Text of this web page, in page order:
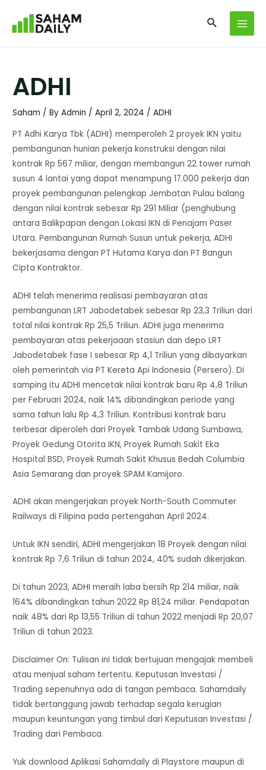
ADHI
Saham / ByAdmin /April 2, 2024 /ADHI
PT Adhi Karya Tbk (ADHI) memperoleh 2 proyek IKN yaitu
pembangunan hunian pekerja konstruksi dengan nilai
kontrak Rp 567 miliar, dengan membangun 22 tower rumah
susun 4 lantai yang dapat menampung 17.000 pekerja dan
proyek pembangunan pelengkap Jembatan Pulau balang
dengan nilai kontrak sebesar Rp 291 Miliar (penghubung
antara Balikpapan dengan Lokasi IKN di Penajam Paser
Utara. Pembangunan Rumah Susun untuk pekerja, ADHI
bekerjasama dengan PT Hutama Karya dan PT Bangun
Cipta Kontraktor.
ADHI telah menerima realisasi pembayaran atas
pembangunan LRT Jabodetabek sebesar Rp 23,3 Triliun dari
total nilai kontrak Rp 25,5 Triliun. ADHI juga menerima
pembayaran atas pekerjaaan stasiun dan depo LRT
Jabodetabek fase I sebesar Rp 4,1 Triliun yang dibayarkan
oleh pemerintah via PT Kereta Api Indonesia (Persero). Di
samping itu ADHI mencetak nilai kontrak baru Rp 4,8 Triliun
per Februari 2024, naik 14% dibandingkan periode yang
sama tahun lalu Rp 4,3 Triliun. Kontribusi kontrak baru
terbesar diperoleh dari Proyek Tambak Udang Sumbawa,
Proyek Gedung Otorita IKN, Proyek Rumah Sakit Eka
Hospital BSD, Proyek Rumah Sakit Khusus Bedah Columbia
Asia Semarang dan proyek SPAM Kamijoro.
ADHI akan mengerjakan proyek North-South Commuter
Railways di Filipina pada pertengahan April 2024.
Untuk IKN sendiri, ADHI mengerjakan 18 Proyek dengan nilai
kontrak Rp 7,6 Triliun di tahun 2024, 40% sudah dikerjakan.
Di tahun 2023, ADHI meraih laba bersih Rp 214 miliar, naik
164% dibandingkan tahun 2022 Rp 81,24 miliar. Pendapatan
naik 48% dari Rp 13,55 Triliun di tahun 2022 menjadi Rp 20,07
Triliun di tahun 2023.
Disclaimer On: Tulisan ini tidak bertujuan mengajak membeli
atau menjual saham tertentu. Keputusan Investasi /
Trading sepenuhnya ada di tangan pembaca. Sahamdaily
tidak bertanggung jawab terhadap segala kerugian
maupun keuntungan yang timbul dari Keputusan Investasi /
Trading dari Pembaca.
Yuk download Aplikasi Sahamdaily di Playstore maupun di